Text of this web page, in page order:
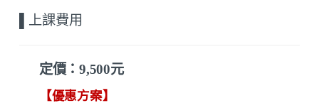
▌上課費用
定價：9,500元
【優惠方案】